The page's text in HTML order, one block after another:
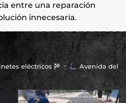
entre una reparación
innecesaria.
eléctricos
Avenida del